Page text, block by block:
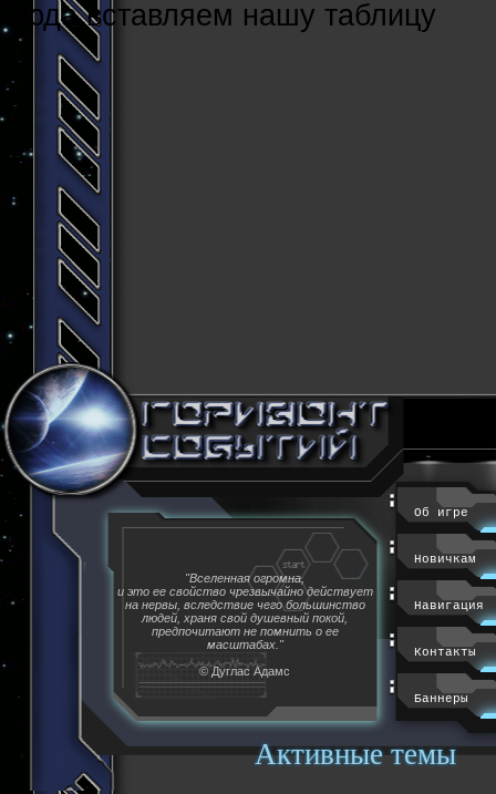
Cюда вставляем нашу таблицу
Активные темы
"Вселенная огромна,
и это ее свойство чрезвычайно действует
на нервы, вследствие чего большинство
людей, храня свой душевный покой,
предпочитают не помнить о ее
масштабах."
© Дуглас Адамс
Об игре
Новичкам
Навигация
Контакты
Баннеры